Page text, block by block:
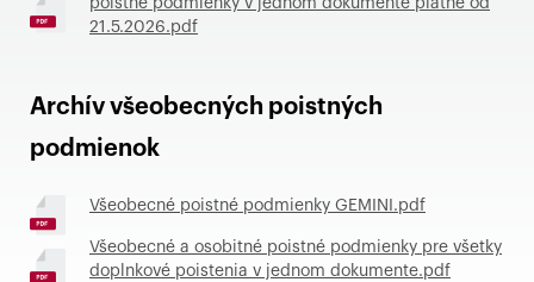
poistné podmienky v jednom dokumente platné od
21.5.2026.pdf
Archív všeobecných poistných
podmienok
Všeobecné poistné podmienky GEMINI.pdf
Všeobecné a osobitné poistné podmienky pre všetky
doplnkové poistenia v jednom dokumente.pdf